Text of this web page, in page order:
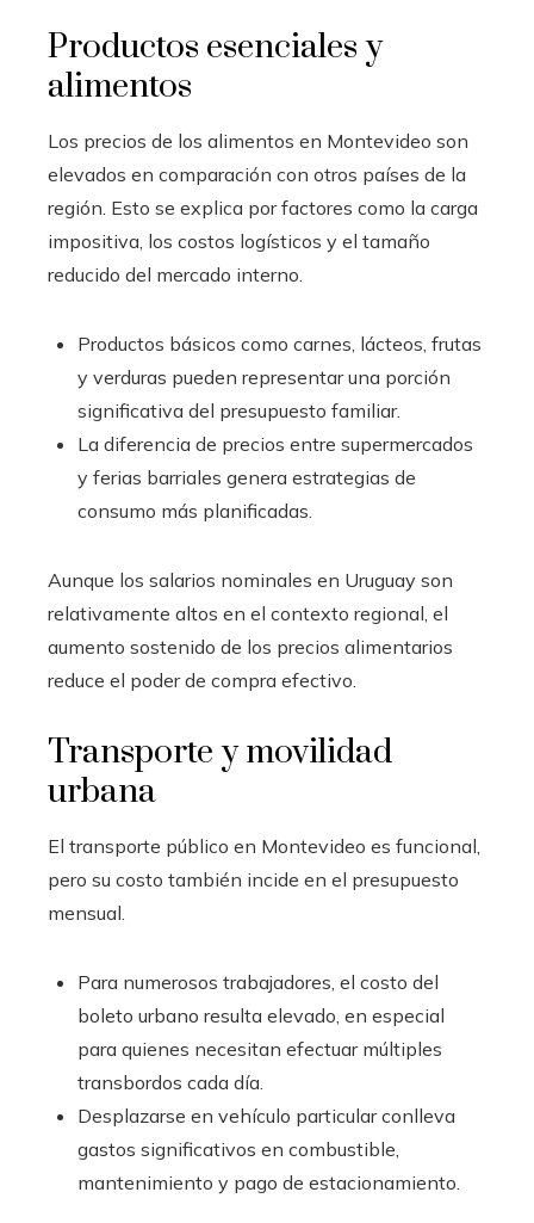
Productos esenciales y
alimentos
Los precios de los alimentos en Montevideo son
elevados en comparación con otros países de la
región. Esto se explica por factores como la carga
impositiva, los costos logísticos y el tamaño
reducido del mercado interno.
Productos básicos como carnes, lácteos, frutas
y verduras pueden representar una porción
significativa del presupuesto familiar.
La diferencia de precios entre supermercados
y ferias barriales genera estrategias de
consumo más planificadas.
Aunque los salarios nominales en Uruguay son
relativamente altos en el contexto regional, el
aumento sostenido de los precios alimentarios
reduce el poder de compra efectivo.
Transporte y movilidad
urbana
El transporte público en Montevideo es funcional,
pero su costo también incide en el presupuesto
mensual.
Para numerosos trabajadores, el costo del
boleto urbano resulta elevado, en especial
para quienes necesitan efectuar múltiples
transbordos cada día.
Desplazarse en vehículo particular conlleva
gastos significativos en combustible,
mantenimiento y pago de estacionamiento.